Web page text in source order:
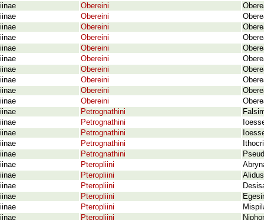
Obereini
Obereini
Obereini
Obereini
Obereini
Obereini
Obereini
Obereini
Obereini
Obereini
Petrognathini
Petrognathini
Petrognathini
Petrognathini
Petrognathini
Pteropliini
Pteropliini
Pteropliini
Pteropliini
Pteropliini
Pteropliini